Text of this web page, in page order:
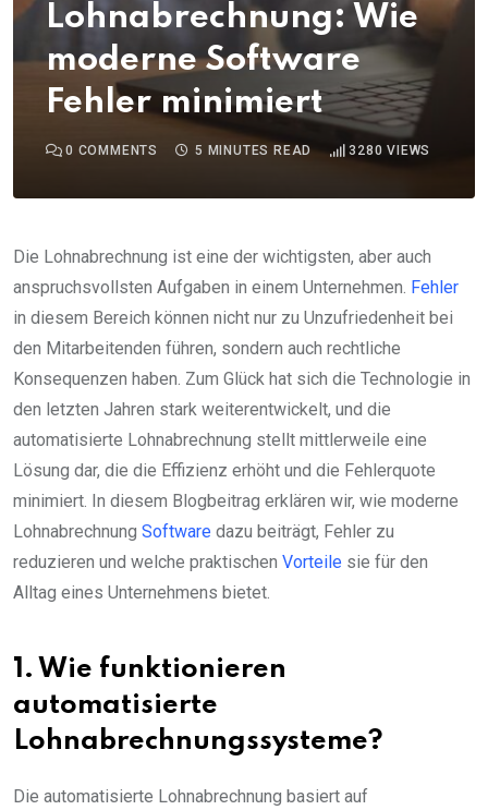
Lohnabrechnung: Wie
moderne Software
Fehler minimiert
0 COMMENTS 5 MINUTES READ 3280 VIEWS
Die Lohnabrechnung ist eine der wichtigsten, aber auch
anspruchsvollsten Aufgaben in einem Unternehmen. Fehler
in diesem Bereich können nicht nur zu Unzufriedenheit bei
den Mitarbeitenden führen, sondern auch rechtliche
Konsequenzen haben. Zum Glück hat sich die Technologie in
den letzten Jahren stark weiterentwickelt, und die
automatisierte Lohnabrechnung stellt mittlerweile eine
Lösung dar, die die Effizienz erhöht und die Fehlerquote
minimiert. In diesem Blogbeitrag erklären wir, wie moderne
Lohnabrechnung Software dazu beiträgt, Fehler zu
reduzieren und welche praktischen Vorteile sie für den
Alltag eines Unternehmens bietet.
1. Wie funktionieren
automatisierte
Lohnabrechnungssysteme?
Die automatisierte Lohnabrechnung basiert auf